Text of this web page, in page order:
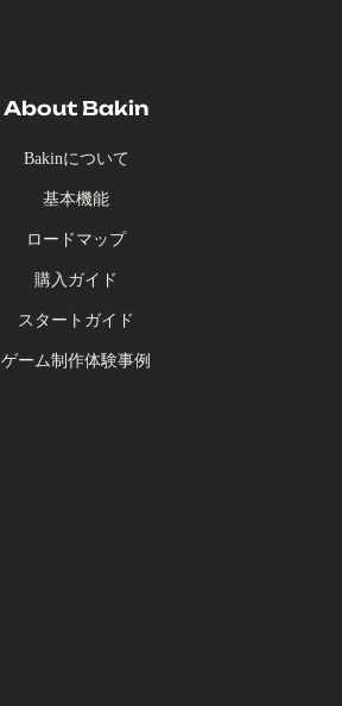
About Bakin
Bakinについて
基本機能
ロードマップ
購入ガイド
スタートガイド
ゲーム制作体験事例